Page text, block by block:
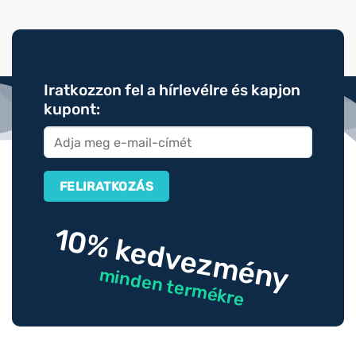
Iratkozzon fel a hírlevélre és kapjon
kupont:
10% kedvezmény
minden termékre